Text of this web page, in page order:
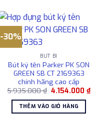
-30%
BÚT BI
Bút ký tên Parker PK SON
GREEN SB CT 2169363
chính hãng cao cấp
5.935.000₫ Giá
là:
5.935.000 ₫.
4.154.000₫Giá
THÊM VÀO GIỎ HÀNG